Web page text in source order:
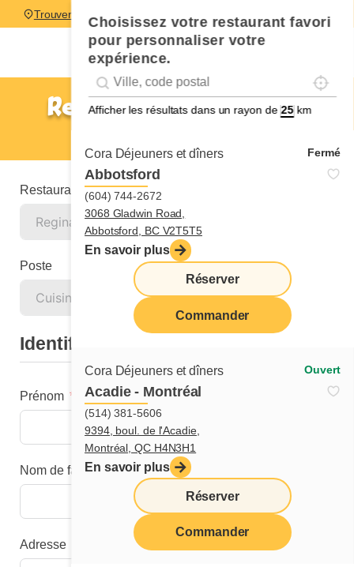
Choisissez votre restaurant favori
pour personnaliser votre
expérience.
Geolocation
Géolocalisation
Afficher les résultats dans un rayon de km
Cora Déjeuners et dîners Fermé
Abbotsford
(604) 744-2672
3068 Gladwin Road,
Abbotsford, BC V2T5T5
En savoir plus
Réserver
Commander
Cora Déjeuners et dîners Ouvert
Acadie - Montréal
(514) 381-5606
9394, boul. de l'Acadie,
Montréal, QC H4N3H1
En savoir plus
Réserver
Commander
Trouver un restaurant
Regina - Prince-of-Wales
Restaurant
Poste
Identification
Prénom
Nom de famille
Adresse